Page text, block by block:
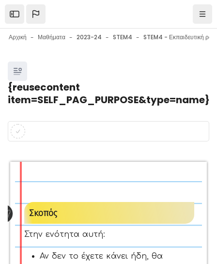
Open the sidebar
Αρχική Μαθήματα 2023-24 STEM4
Μπλοκ
{reusecontent
item=SELF_PAG_PURPOSE&type=name}
Μπλοκ
Απαιτήσεις ολοκλήρωσης
Σκοπός
Στην ενότητα αυτή:
Αν δεν το έχετε κάνει ήδη, θα